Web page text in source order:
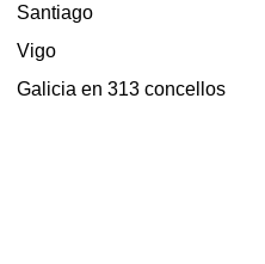
Santiago
Vigo
Galicia en 313 concellos